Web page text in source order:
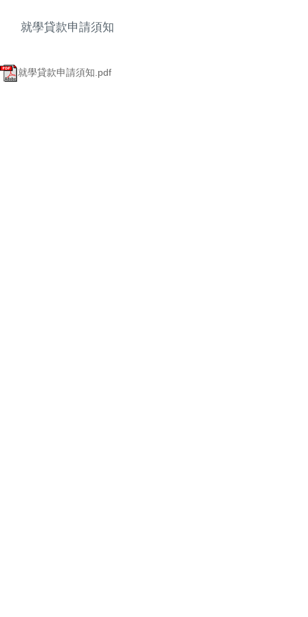
就學貸款申請須知
就學貸款申請須知.pdf